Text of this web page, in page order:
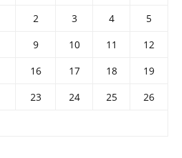
2 3 4
5
9 10 11
12
16 17 18
19
23 24 25
26